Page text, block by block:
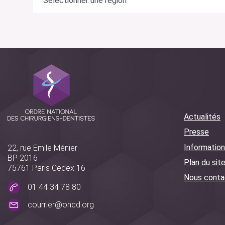
22, rue Emile Ménier
BP 2016
75761 Paris Cedex 16
01 44 34 78 80
courrier@oncd.org
Actualités
Presse
Plan du site
Nous